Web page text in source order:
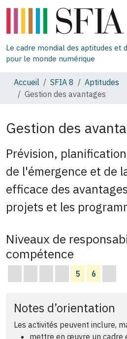
Le cadre mondial des aptitudes et
pour le monde numérique
Accueil SFIA 8
Aptitudes
Gestion des avantages
Gestion des
Prévision,
de l'émergence et de
efficace des
projets et les
Niveaux de
compétence
5 6
Notes d’orientation
Les activités peuvent inclure,
mettre en œuvre un cadre